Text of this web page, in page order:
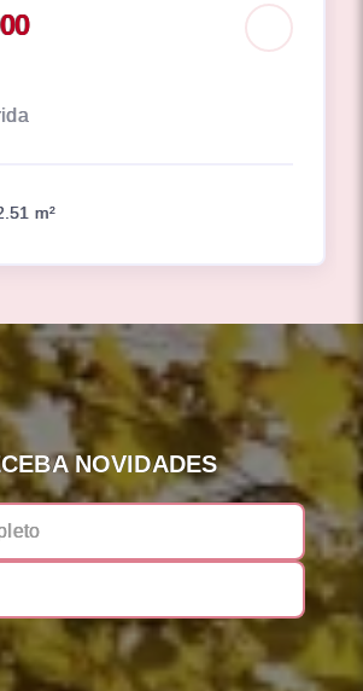
m²
NOVIDADES